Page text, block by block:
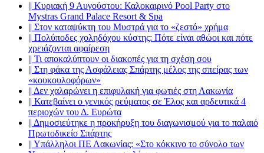
|| Κυριακή 9 Αυγούστου: Καλοκαιρινό Pool Party στο
Mystras Grand Palace Resort & Spa
|| Στον καταψύκτη του Μυστρά για το «ζεστό» χρήμα
|| Πολύποδες χοληδόχου κύστης: Πότε είναι αθώοι και πότε
χρειάζονται αφαίρεση
|| Τι αποκαλύπτουν οι διακοπές για τη σχέση σου
|| Στη φάκα της Ασφάλειας Σπάρτης μέλος της σπείρας των
«κουκουλοφόρων»
|| Δεν χαλαρώνει η επιφυλακή για φωτιές στη Λακωνία
|| Κατεβαίνει ο γενικός ρεύματος σε Έλος και αρδευτικά 4
περιοχών του Δ. Ευρώτα
|| Δημοσιεύτηκε η προκήρυξη του διαγωνισμού για το παλαιό
Πρωτοδικείο Σπάρτης
|| Υπάλληλοι ΠΕ Λακωνίας: «Στο κόκκινο το σύνολο των